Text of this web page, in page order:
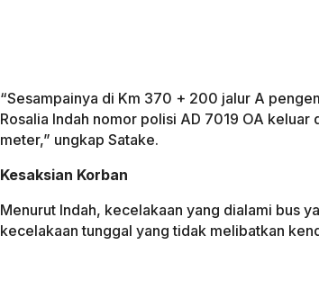
“Sesampainya di Km 370 + 200 jalur A
Rosalia Indah nomor polisi AD 7019 OA
meter,” ungkap Satake.
Kesaksian Korban
Menurut Indah, kecelakaan yang dialami bus
kecelakaan tunggal yang tidak melibatkan